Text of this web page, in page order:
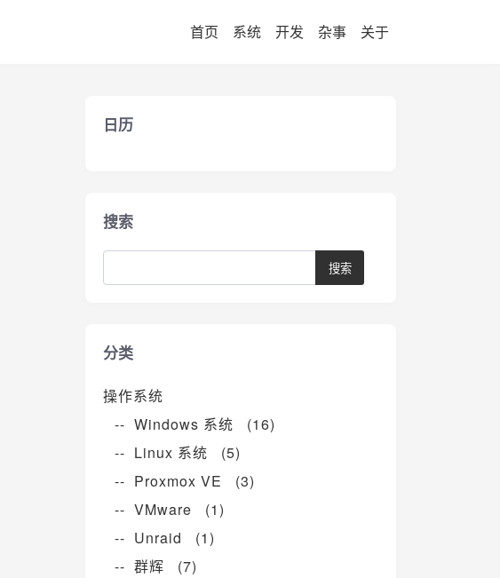
首页 系统 开发 杂事 关于
日历
搜索
分类
操作系统
-- Windows 系统 (16)
-- Linux 系统 (5)
-- Proxmox VE (3)
-- VMware (1)
-- Unraid (1)
-- 群辉 (7)